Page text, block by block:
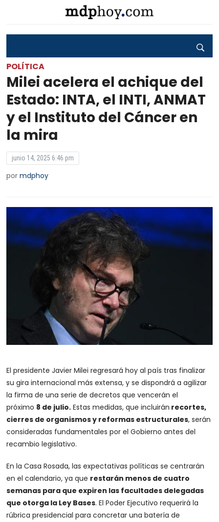
POLÍTICA
Milei acelera el achique del
Estado: INTA, el INTI, ANMAT
y el Instituto del Cáncer en
la mira
junio 14, 2025 6:46 pm
pormdphoy
El presidente Javier Milei regresará hoy al país tras finalizar
su gira internacional más extensa, y se dispondrá a agilizar
la firma de una serie de decretos que vencerán el
próximo 8 de julio. Estas medidas, que incluirán recortes,
cierres de organismos y reformas estructurales, serán
consideradas fundamentales por el Gobierno antes del
recambio legislativo.
En la Casa Rosada, las expectativas políticas se centrarán
en el calendario, ya que restarán menos de cuatro
semanas para que expiren las facultades delegadas
que otorga la Ley Bases. El Poder Ejecutivo requerirá la
rúbrica presidencial para concretar una batería de